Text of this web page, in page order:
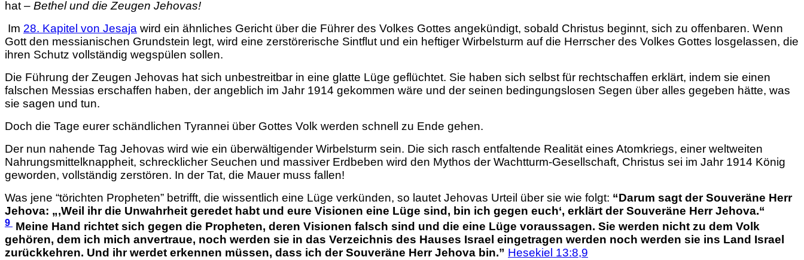
hat – Bethel und die Zeugen Jehovas!
Im 28. Kapitel von Jesaja wird ein ähnliches Gericht über die Führer des Volkes Gottes angekündigt, sobald Christus beginnt, sich zu offenbaren. Wenn
Gott den messianischen Grundstein legt, wird eine zerstörerische Sintflut und ein heftiger Wirbelsturm auf die Herrscher des Volkes Gottes losgelassen, die
ihren Schutz vollständig wegspülen sollen.
Die Führung der Zeugen Jehovas hat sich unbestreitbar in eine glatte Lüge geflüchtet. Sie haben sich selbst für rechtschaffen erklärt, indem sie einen
falschen Messias erschaffen haben, der angeblich im Jahr 1914 gekommen wäre und der seinen bedingungslosen Segen über alles gegeben hätte, was
sie sagen und tun.
Doch die Tage eurer schändlichen Tyrannei über Gottes Volk werden schnell zu Ende gehen.
Der nun nahende Tag Jehovas wird wie ein überwältigender Wirbelsturm sein. Die sich rasch entfaltende Realität eines Atomkriegs, einer weltweiten
Nahrungsmittelknappheit, schrecklicher Seuchen und massiver Erdbeben wird den Mythos der Wachtturm-Gesellschaft, Christus sei im Jahr 1914 König
geworden, vollständig zerstören. In der Tat, die Mauer muss fallen!
Was jene “törichten Propheten” betrifft, die wissentlich eine Lüge verkünden, so lautet Jehovas Urteil über sie wie folgt: “Darum sagt der Souveräne Herr
Jehova: „‚Weil ihr die Unwahrheit geredet habt und eure Visionen eine Lüge sind, bin ich gegen euch‘, erklärt der Souveräne Herr Jehova.“
9 Meine Hand richtet sich gegen die Propheten, deren Visionen falsch sind und die eine Lüge voraussagen. Sie werden nicht zu dem Volk
gehören, dem ich mich anvertraue, noch werden sie in das Verzeichnis des Hauses Israel eingetragen werden noch werden sie ins Land Israel
zurückkehren. Und ihr werdet erkennen müssen, dass ich der Souveräne Herr Jehova bin.” Hesekiel 13:8,9